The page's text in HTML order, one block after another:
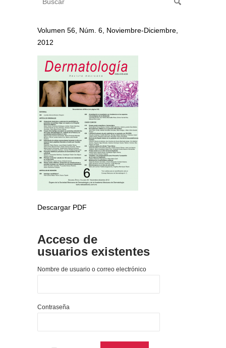
Volumen 56, Núm. 6, Noviembre-Diciembre,
2012
Descargar PDF
Acceso de
usuarios existentes
Nombre de usuario o correo electrónico
Contraseña